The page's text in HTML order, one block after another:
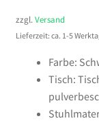
zzgl. Versand
Lieferzeit: ca. 1-5
Farbe:
Tisch: